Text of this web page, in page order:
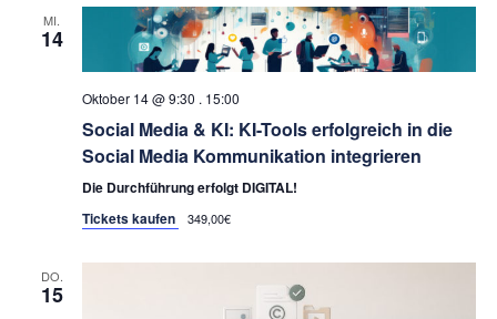
MI.
14
Oktober 14 @ 9:30 . 15:00
Social Media & KI: KI-Tools erfolgreich in die
Social Media Kommunikation integrieren
Die Durchführung erfolgt DIGITAL!
Tickets kaufen
349,00€
DO.
15